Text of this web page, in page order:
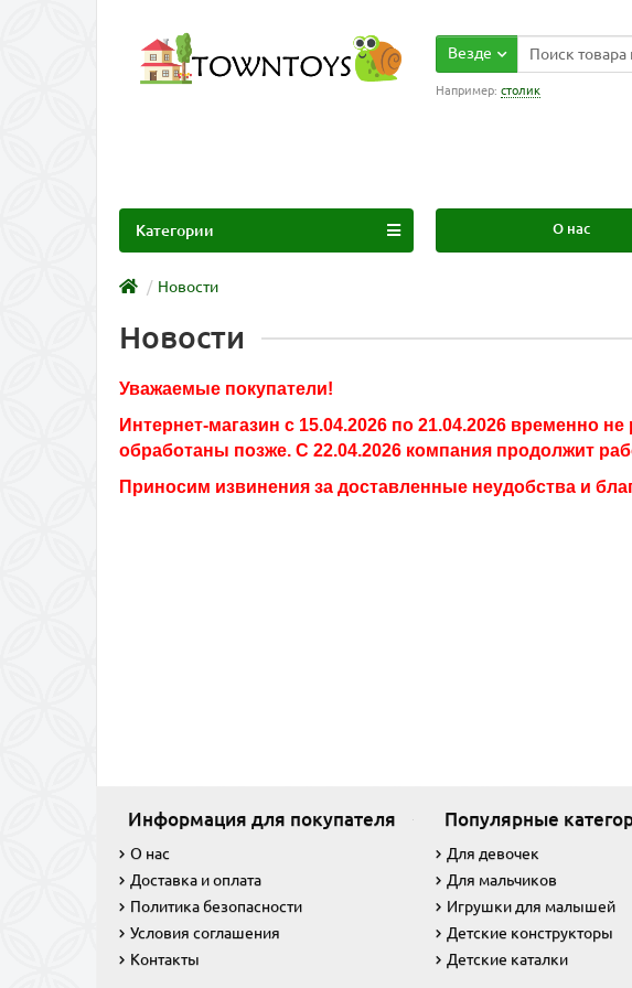
Везде
Например: столик
О нас
Категории
Новости
Новости
Уважаемые покупатели!
Интернет-магазин с 15.04.2026 по 21.04.2026 временно
обработаны позже. С 22.04.2026 компания продолжит
Приносим извинения за доставленные неудобства и
Информация для покупателя
О нас
Доставка и оплата
Политика безопасности
Условия соглашения
Контакты
Популярные
Для девочек
Для мальчиков
Игрушки для малышей
Детские конструкторы
Детские каталки